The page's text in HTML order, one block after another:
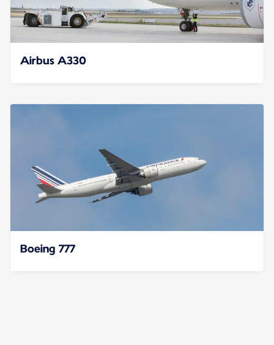
Airbus A330
Boeing 777